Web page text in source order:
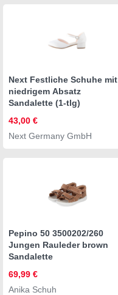
Next Festliche Schuhe mit
niedrigem Absatz
Sandalette (1-tlg)
43,00 €
Next Germany GmbH
Pepino 50 3500202/260
Jungen Rauleder brown
Sandalette
69,99 €
Anika Schuh